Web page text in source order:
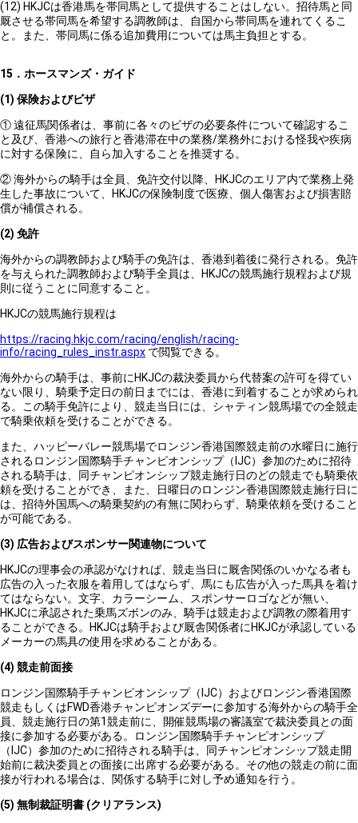
(12) HKJCは香港馬を帯同馬として提供することはしない。招待馬と同
厩させる帯同馬を希望する調教師は、自国から帯同馬を連れてくるこ
と。また、帯同馬に係る追加費用については馬主負担とする。
15 ．ホースマンズ・ガイド
(1) 保険およびビザ
① 遠征馬関係者は、事前に各々のビザの必要条件について確認するこ
と及び、香港への旅行と香港滞在中の業務/業務外における怪我や疾病
に対する保険に、自ら加入することを推奨する。
② 海外からの騎手は全員、免許交付以降、HKJCのエリア内で業務上発
生した事故について、HKJCの保険制度で医療、個人傷害および損害賠
償が補償される。
(2) 免許
海外からの調教師および騎手の免許は、香港到着後に発行される。免許
を与えられた調教師および騎手全員は、HKJCの競馬施行規程および規
則に従うことに同意すること。
HKJCの競馬施行規程は
https://racing.hkjc.com/racing/english/racing-
info/racing_rules_instr.aspx で閲覧できる。
海外からの騎手は、事前にHKJCの裁決委員から代替案の許可を得てい
ない限り、騎乗予定日の前日までには、香港に到着することが求められ
る。この騎手免許により、競走当日には、シャティン競馬場での全競走
で騎乗依頼を受けることができる。
また、ハッピーバレー競馬場でロンジン香港国際競走前の水曜日に施行
されるロンジン国際騎手チャンピオンシップ（IJC）参加のために招待
される騎手は、同チャンピオンシップ競走施行日のどの競走でも騎乗依
頼を受けることができ、また、日曜日のロンジン香港国際競走施行日に
は、招待外国馬への騎乗契約の有無に関わらず、騎乗依頼を受けること
が可能である。
(3) 広告およびスポンサー関連物について
HKJCの理事会の承認がなければ、競走当日に厩舎関係のいかなる者も
広告の入った衣服を着用してはならず、馬にも広告が入った馬具を着け
てはならない。文字、カラーシーム、スポンサーロゴなどが無い、
HKJCに承認された乗馬ズボンのみ、騎手は競走および調教の際着用す
ることができる。HKJCは騎手および厩舎関係者にHKJCが承認している
メーカーの馬具の使用を求めることがある。
(4) 競走前面接
ロンジン国際騎手チャンピオンシップ（IJC）およびロンジン香港国際
競走もしくはFWD香港チャンピオンズデーに参加する海外からの騎手全
員、競走施行日の第1競走前に、開催競馬場の審議室で裁決委員との面
接に参加する必要がある。ロンジン国際騎手チャンピオンシップ
（IJC）参加のために招待される騎手は、同チャンピオンシップ競走開
始前に裁決委員との面接に出席する必要がある。その他の競走の前に面
接が行われる場合は、関係する騎手に対し予め通知を行う。
(5) 無制裁証明書 (クリアランス)